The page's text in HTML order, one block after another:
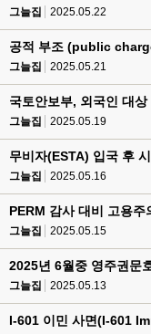
그늘집 2025.05.22
공적 부조 (public
그늘집 2025.05.21
국토안보부, 외국인 대상
그늘집 2025.05.19
무비자(ESTA) 입국 후
그늘집 2025.05.16
PERM 감사 대비 고용주
그늘집 2025.05.15
2025년 6월중 영주권문
그늘집 2025.05.13
I-601 이민 사면(I-601